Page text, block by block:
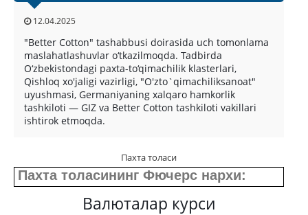
12.04.2025
"Better Cotton" tashabbusi doirasida uch tomonlama
maslahatlashuvlar o‘tkazilmoqda. Tadbirda
O‘zbekistondagi paxta-to‘qimachilik klasterlari,
Qishloq xo'jaligi vazirligi, "O'zto`qimachiliksanoat"
uyushmasi, Germaniyaning xalqaro hamkorlik
tashkiloti — GIZ va Better Cotton tashkiloti vakillari
ishtirok etmoqda.
Пахта толаси
Пахта толасининг Фючерс нархи:
Валюталар курси